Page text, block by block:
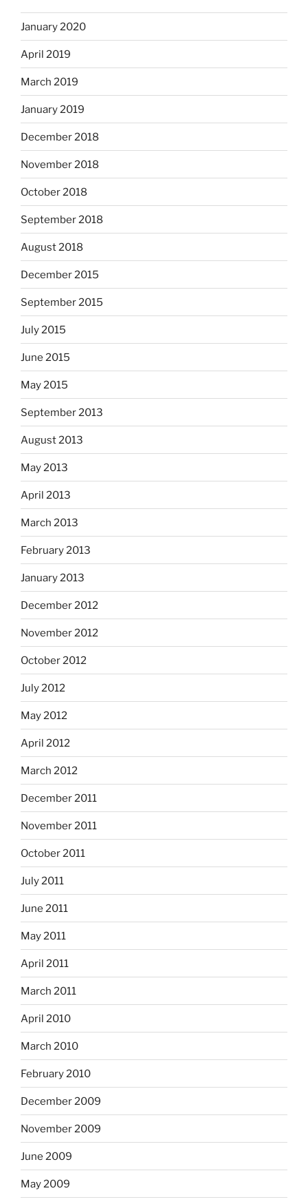
January 2020
April 2019
March 2019
January 2019
December 2018
November 2018
October 2018
September 2018
August 2018
December 2015
September 2015
July 2015
June 2015
May 2015
September 2013
August 2013
May 2013
April 2013
March 2013
February 2013
January 2013
December 2012
November 2012
October 2012
July 2012
May 2012
April 2012
March 2012
December 2011
November 2011
October 2011
July 2011
June 2011
May 2011
April 2011
March 2011
April 2010
March 2010
February 2010
December 2009
November 2009
June 2009
May 2009